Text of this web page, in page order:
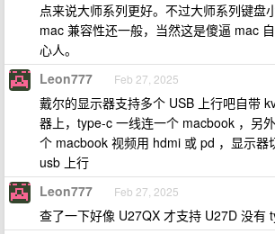
点来说大师系列更好。不过大师系列键盘
mac 兼容性还一般，当然这是傻逼 mac
心人。
Leon777 Feb 27, 2025
戴尔的显示器支持多个 USB 上行吧自带
器上，type-c 一线连一个 macbook ，另
个 macbook 视频用 hdmi 或 pd ，显示器
usb 上行
Leon777 Feb 27, 2025
查了一下好像 U27QX 才支持 U27D 没有